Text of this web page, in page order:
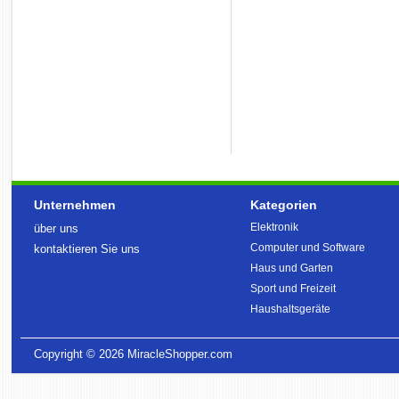
Unternehmen
über uns
kontaktieren Sie uns
Kategorien
Elektronik
Computer und Software
Haus und Garten
Sport und Freizeit
Haushaltsgeräte
Copyright © 2026 MiracleShopper.com